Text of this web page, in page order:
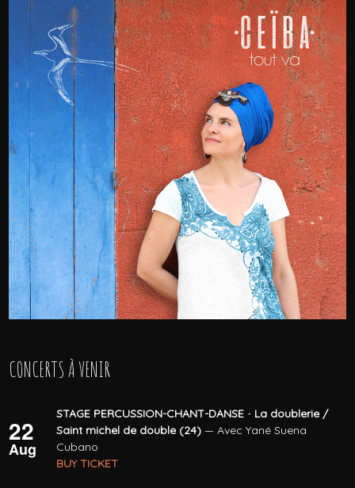
CONCERTS À VENIR
22
Aug
STAGE PERCUSSION-CHANT-DANSE - La doublerie /
Saint michel de double (24) — Avec Yané Suena
Cubano
BUY TICKET